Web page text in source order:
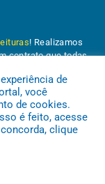
! Realizamos
contrato que todas
de
você
de cookies.
é feito, acesse
clique